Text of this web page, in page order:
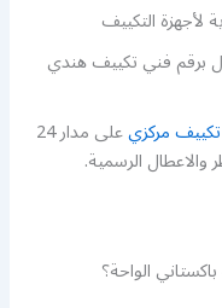
لأجهزة التكييف
برقم فني تكييف هندي
مركزي على مدار 24
الرسمية.
الواحة؟